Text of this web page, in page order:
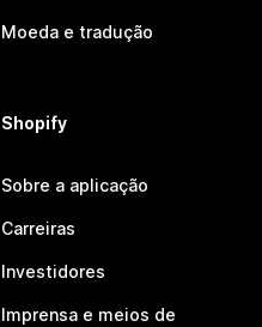
Moeda e tradução
Shopify
Sobre a aplicação
Carreiras
Investidores
Imprensa e meios de